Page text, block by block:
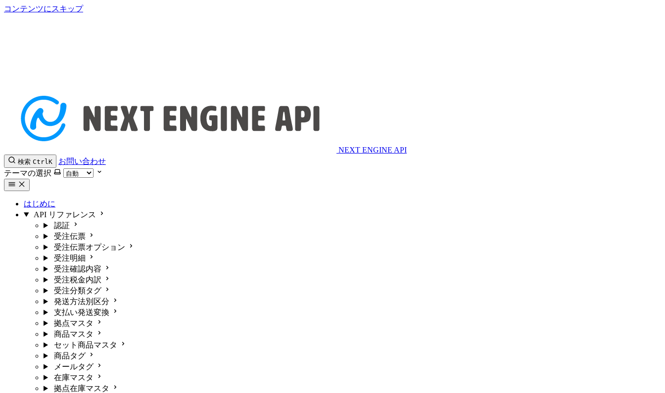
コンテンツにスキップ
NEXT ENGINE API
検索 CtrlK
お問い合わせ
テーマの選択
はじめに
API リファレンス
認証
受注伝票
受注伝票オプション
受注明細
受注確認内容
受注税金内訳
受注分類タグ
発送方法別区分
支払い発送変換
拠点マスタ
商品マスタ
セット商品マスタ
商品タグ
メールタグ
在庫マスタ
拠点在庫マスタ